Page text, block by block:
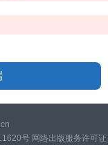
号 网络出版服务许可证